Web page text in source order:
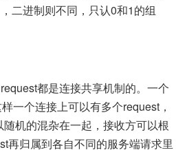
二进制则不同，只认0和1的组
都是连接共享机制的。一个
一个连接上可以有多个request，
机的混杂在一起，接收方可以根
再归属到各自不同的服务端请求里